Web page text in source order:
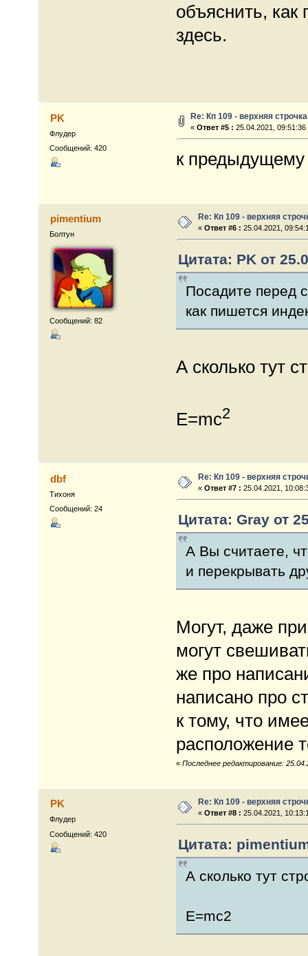
объяснить,
здесь.
PK
Флудер
Сообщений: 420
Re: Кп 109 - верхняя строчка
«Ответ #5 : 25.04.2021, 09:51:36
к предыдущему
pimentium
Болтун
Сообщений: 82
Re: Кп 109 - верхняя
«Ответ #6 : 25.04.2021,
Цитата: PK от
Посадите перед
как пишется
А сколько тут
E=mc2
dbf
Тихоня
Сообщений: 24
Re: Кп 109 - верхняя
«Ответ #7 : 25.04.2021,
Цитата: Gray от
А Вы считаете,
и перекрывать
Могут, даже
могут
же про
написано про
к тому, что
расположение
« Последнее редактирование:
PK
Флудер
Сообщений: 420
Re: Кп 109 - верхняя
«Ответ #8 : 25.04.2021,
Цитата:
А сколько тут
E=mc2